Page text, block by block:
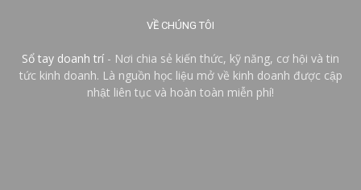
VỀ CHÚNG TÔI
Sổ tay doanh trí - Nơi chia sẻ kiến thức, kỹ năng, cơ hội và tin
tức kinh doanh. Là nguồn học liệu mở về kinh doanh được cập
nhật liên tục và hoàn toàn miễn phí!